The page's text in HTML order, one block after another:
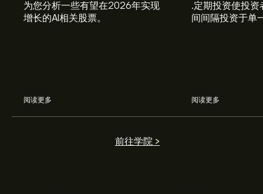
为您分析一些有望在2026年实现
增长的AI相关股票。
阅读更多
.定期投资使投
间间隔投资于单
阅读更多
前往学院 >